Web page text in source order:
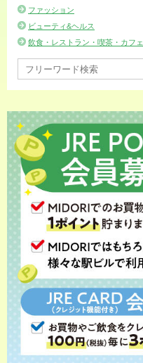
ファッション
ビューティ&ヘルス
飲食・レストラン・喫茶・カフェ